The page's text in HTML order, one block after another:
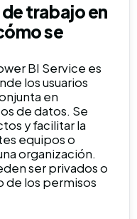
trabajo en
se
BI Service es
los usuarios
en
de datos. Se
y facilitar la
equipos o
organización.
ser privados o
los permisos